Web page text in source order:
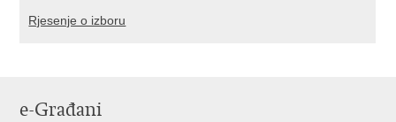
Rjesenje o izboru
e-Građani